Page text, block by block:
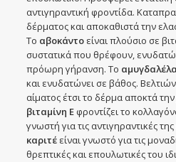
αντιγηραντική φροντίδα.
δέρματος και αποκαθιστά την
Το αβοκάντοείναι πλούσιο σε
συστατικά που θρέφουν,
πρόωρη γήρανση. Το
και ενυδατώνει σε βάθος.
αίματος έτσι το δέρμα αποκτά
βιταμίνη Εφροντίζει το
γνωστή για τις αντιγηραντικές της
καριτέείναι γνωστό για τις
θρεπτικές και επουλωτικές του